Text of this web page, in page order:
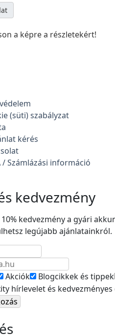
a képre a részletekért!
(süti) szabályzat
kérés
/ Számlázási információ
kedvezmény
kedvezmény a gyári
legújabb ajánlatainkról.
Akciók Blogcikkek és tippek
hírlevelet és